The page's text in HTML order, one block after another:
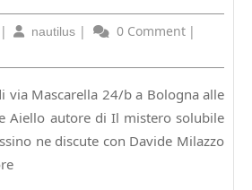
20| nautilusnautilus
| 0 Comment |
via Mascarella 24/b a Bologna alle
Aiello autore di Il mistero solubile
ne discute con Davide Milazzo